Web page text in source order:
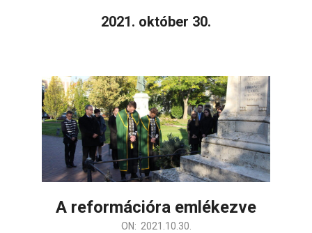
2021. október 30.
A reformációra emlékezve
ON: 2021.10.30.